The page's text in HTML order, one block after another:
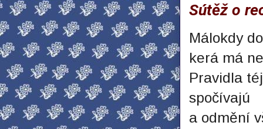
Sútěž o
Málokdy
kerá má
Pravidla
spočívajú
a odmění